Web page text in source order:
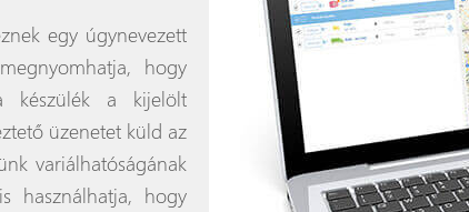
egy úgynevezett
hogy
a kijelölt
üzenetet küld az
variálhatóságának
használhatja, hogy